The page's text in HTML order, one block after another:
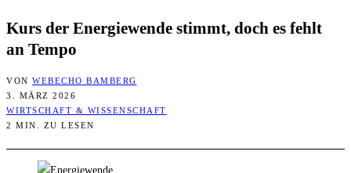
Kurs der Ener­gie­wen­de stimmt, doch es fehlt
an Tempo
VON WEBECHO BAMBERG
3. MÄRZ 2026
WIRTSCHAFT & WISSENSCHAFT
2 MIN. ZU LESEN